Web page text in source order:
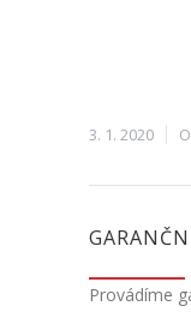
3. 1. 2020
Provádíme